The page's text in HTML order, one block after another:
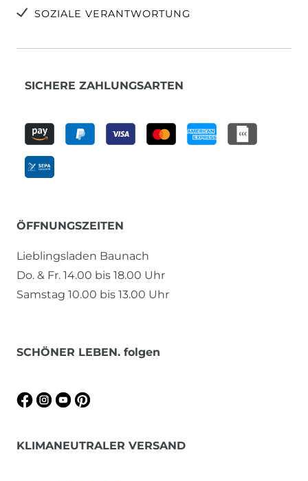
SOZIALE VERANTWORTUNG
SICHERE ZAHLUNGSARTEN
ÖFFNUNGSZEITEN
Lieblingsladen Baunach
Do. & Fr. 14.00 bis 18.00 Uhr
Samstag 10.00 bis 13.00 Uhr
SCHÖNER LEBEN. folgen
KLIMANEUTRALER VERSAND